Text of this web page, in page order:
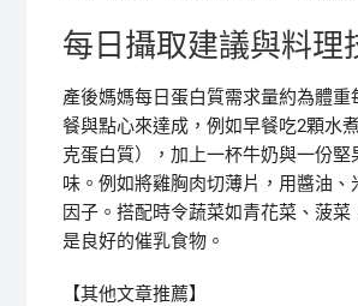
每日攝取建議與料理
產後媽媽每日蛋白質需求量約為體
餐與點心來達成，例如早餐吃2顆水
克蛋白質），加上一杯牛奶與一份
味。例如將雞胸肉切薄片，用醬油
因子。搭配時令蔬菜如青花菜、菠
是良好的催乳食物。
【其他文章推薦】